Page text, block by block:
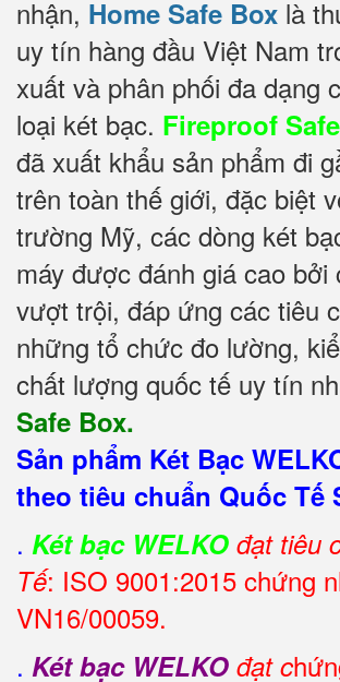
nhận, Home Safe Box là
uy tín hàng đầu Việt Nam
xuất và phân phối đa dạng
loại két bạc. Fireproof
đã xuất khẩu sản phẩm đi
trên toàn thế giới, đặc biệt
trường Mỹ, các dòng két
máy được đánh giá cao bởi
vượt trội, đáp ứng các tiêu
những tổ chức đo lường,
chất lượng quốc tế uy tín
Safe Box.
Sản phẩm Két Bạc
theo tiêu chuẩn Quốc Tế
. Két bạc WELKO đạt tiêu
Tế: ISO 9001:2015 chứng
VN16/00059.
. Két bạc WELKO đạt c